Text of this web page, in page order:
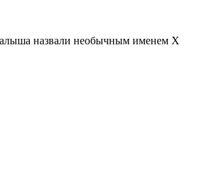
назвали необычным именем X